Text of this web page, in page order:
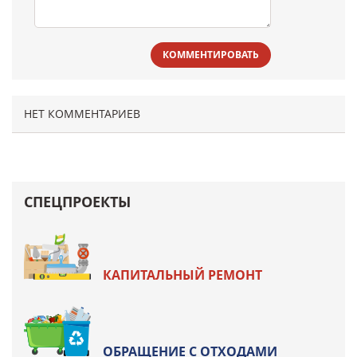
КОММЕНТИРОВАТЬ
НЕТ КОММЕНТАРИЕВ
СПЕЦПРОЕКТЫ
КАПИТАЛЬНЫЙ РЕМОНТ
ОБРАЩЕНИЕ С ОТХОДАМИ